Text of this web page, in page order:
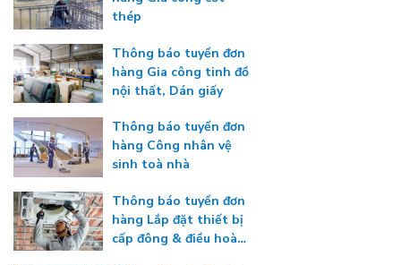
thép
Thông báo tuyển đơn
hàng Gia công tinh đồ
nội thất, Dán giấy
Thông báo tuyển đơn
hàng Công nhân vệ
sinh toà nhà
Thông báo tuyển đơn
hàng Lắp đặt thiết bị
cấp đông & điều hoà